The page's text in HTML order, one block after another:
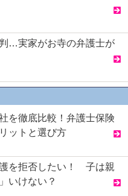
…実家がお寺の弁護士が
を徹底比較！弁護士保険
ットと選び方
を拒否したい！ 子は親
いけない？